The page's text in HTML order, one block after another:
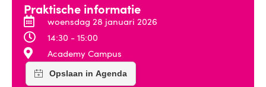
Praktische informatie
woensdag 28 januari 2026
14:30 - 15:00
Academy Campus